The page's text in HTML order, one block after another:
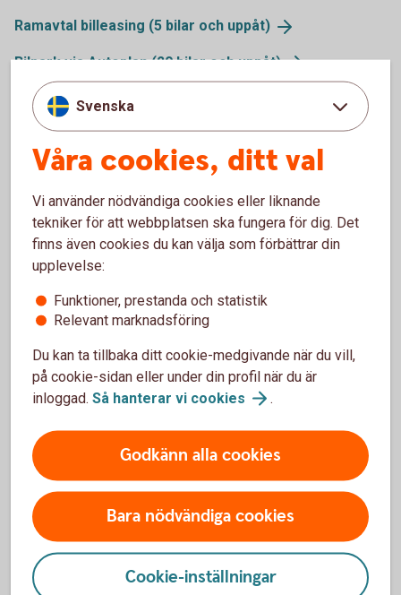
Ramavtal billeasing (5 bilar och uppåt)
Bilpark via Autoplan (20 bilar ochuppåt)
Sälj dinleasingbil
Trygghet med en bilförsäkring
Behöver du en bilförsäkring till din företagsbil? Våra
försäkringar har ett omfattande skydd och smidig
skadehantering. Försäkringen gäller även vid leasing
av bil. Försäkringsgivare är Tre Kronor Försäkring AB.
Support befintligt avtal
Behöver du hjälp med dina befintliga avtal hos oss?
Ring 08-58 59 86 60eller
maila finansbolagskrediter@swedbank.se
Svenska
Våra cookies, ditt val
Vi använder nödvändiga cookies eller liknande
tekniker för att webbplatsen ska fungera för dig. Det
finns även cookies du kan välja som förbättrar din
upplevelse:
Funktioner, prestanda och statistik
Relevant marknadsföring
Du kan ta tillbaka ditt cookie-medgivande när du vill,
på cookie-sidan eller under din profil när du är
inloggad. Så hanterar vi cookies .
Godkänn alla cookies
Bara nödvändiga cookies
Cookie-inställningar